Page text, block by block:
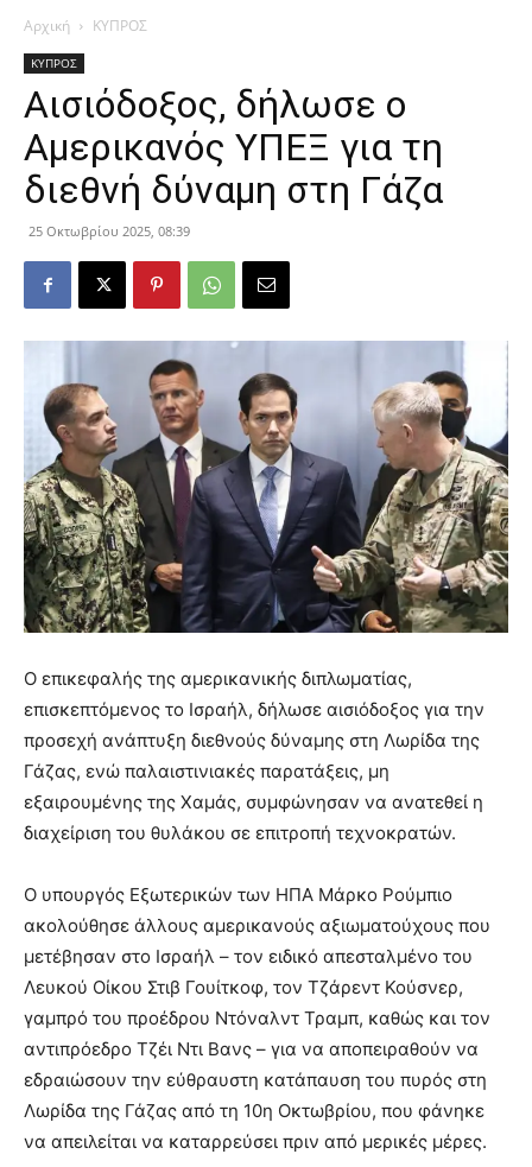
Αρχική ΚΥΠΡΟΣ
ΚΥΠΡΟΣ
Αισιόδοξος, δήλωσε ο
Αμερικανός ΥΠΕΞ για τη
διεθνή δύναμη στη Γάζα
25 Οκτωβρίου 2025, 08:39
Ο επικεφαλής της αμερικανικής διπλωματίας,
επισκεπτόμενος το Ισραήλ, δήλωσε αισιόδοξος για την
προσεχή ανάπτυξη διεθνούς δύναμης στη Λωρίδα της
Γάζας, ενώ παλαιστινιακές παρατάξεις, μη
εξαιρουμένης της Χαμάς, συμφώνησαν να ανατεθεί η
διαχείριση του θυλάκου σε επιτροπή τεχνοκρατών.
Ο υπουργός Εξωτερικών των ΗΠΑ Μάρκο Ρούμπιο
ακολούθησε άλλους αμερικανούς αξιωματούχους που
μετέβησαν στο Ισραήλ – τον ειδικό απεσταλμένο του
Λευκού Οίκου Στιβ Γουίτκοφ, τον Τζάρεντ Κούσνερ,
γαμπρό του προέδρου Ντόναλντ Τραμπ, καθώς και τον
αντιπρόεδρο Τζέι Ντι Βανς – για να αποπειραθούν να
εδραιώσουν την εύθραυστη κατάπαυση του πυρός στη
Λωρίδα της Γάζας από τη 10η Οκτωβρίου, που φάνηκε
να απειλείται να καταρρεύσει πριν από μερικές μέρες.